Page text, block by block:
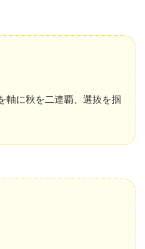
軸に秋を二連覇、選抜を掴